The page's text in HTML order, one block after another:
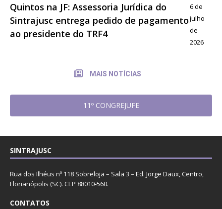
Quintos na JF: Assessoria Jurídica do
Sintrajusc entrega pedido de pagamento
ao presidente do TRF4
6 de
julho
de
2026
MAIS NOTÍCIAS
11º CONGREJUFE
SINTRAJUSC
Rua dos Ilhéus nº 118 Sobreloja – Sala 3 – Ed. Jorge Daux, Centro,
Florianópolis (SC). CEP 88010-560.
CONTATOS